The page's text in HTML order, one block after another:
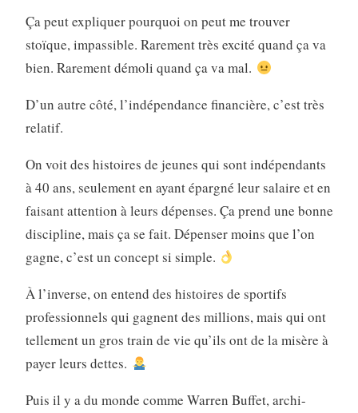
Ça peut expliquer pourquoi on peut me trouver
stoïque, impassible. Rarement très excité quand ça va
bien. Rarement démoli quand ça va mal.
D’un autre côté, l’indépendance financière, c’est très
relatif.
On voit des histoires de jeunes qui sont indépendants
à 40 ans, seulement en ayant épargné leur salaire et en
faisant attention à leurs dépenses. Ça prend une bonne
discipline, mais ça se fait. Dépenser moins que l’on
gagne, c’est un concept si simple.
À l’inverse, on entend des histoires de sportifs
professionnels qui gagnent des millions, mais qui ont
tellement un gros train de vie qu’ils ont de la misère à
payer leurs dettes.
Puis il y a du monde comme Warren Buffet, archi-